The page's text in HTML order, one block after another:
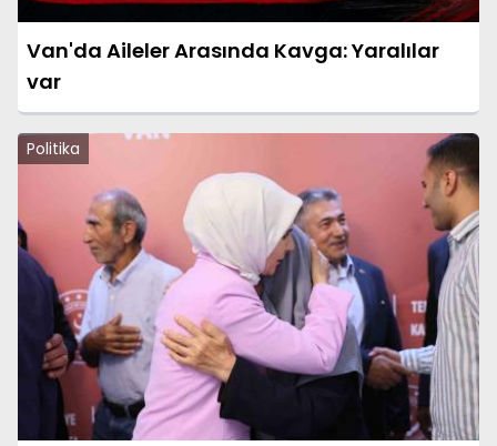
Van'da Aileler Arasında Kavga: Yaralılar
var
Politika